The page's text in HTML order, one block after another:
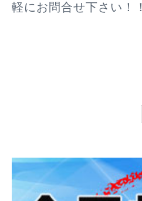
軽にお問合せ下さい！！